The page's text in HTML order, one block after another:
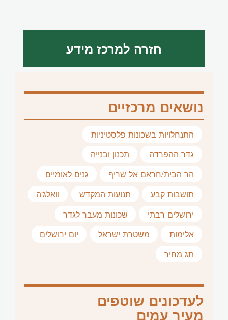
חזרה למרכז מידע
נושאים מרכזיים
התנחלויות בשכונות פלסטיניות
גדר ההפרדה
תכנון ובנייה
הר הבית/חראם אל שריף
גנים לאומיים
תושבות קבע
תנועות המקדש
וואלג'ה
ירושלים רבתי
שכונות מעבר לגדר
אלימות
משטרת ישראל
יום ירושלים
תג מחיר
לעדכונים שוטפים
מעיר עמים